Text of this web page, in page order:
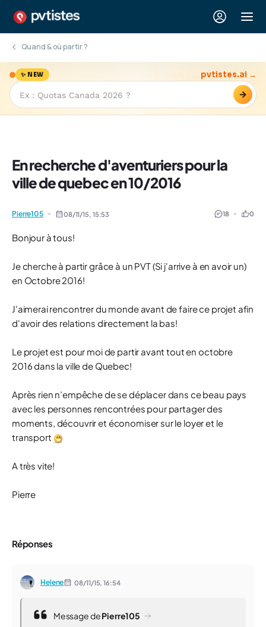
Quand & où partir ?
✨ NEW
→
pvtistes.ai →
En recherche d'aventuriers pour la
ville de quebec en 10/2016
Pierre105 08/11/15, 15:53 18 0
Bonjour à tous!
Je cherche à partir grâce à un PVT (Si j'arrive à en avoir un)
en Octobre 2016!
J'aimerai rencontrer du monde avant de faire ce projet afin
d'avoir des relations directement la bas!
Le projet est pour moi de partir avant tout en octobre
2016 dans la ville de Quebec!
Après rien n’empêche de se déplacer dans ce beau pays
avec les personnes rencontrées pour partager des
moments, découvrir et économiser sur le loyer et le
transport
A très vite!
Pierre
Réponses
Helene 08/11/15,16:54
Message dePierre105